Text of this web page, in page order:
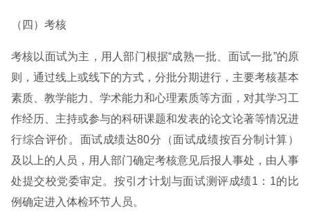
（四）考核
考核以面试为主，用人部门根据“成熟一批、面试一批”的原
则，通过线上或线下的方式，分批分期进行，主要考核基本
素质、教学能力、学术能力和心理素质等方面，对其学习工
作经历、主持或参与的科研课题和发表的论文论著等情况进
行综合评价。面试成绩达80分（面试成绩按百分制计算）
及以上的人员，用人部门确定考核意见后报人事处，由人事
处提交校党委审定。按引才计划与面试测评成绩1：1的比
例确定进入体检环节人员。